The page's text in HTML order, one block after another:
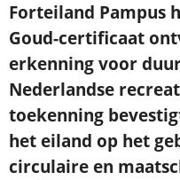
Forteiland Pampus
Goud-certificaat
erkenning voor
Nederlandse
toekenning
het eiland op het
circulaire en